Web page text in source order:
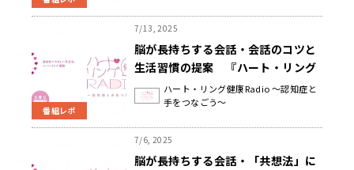
番組レポ
7/13, 2025
脳が長持ちする会話・会話のコツと
生活習慣の提案 『ハート・リング
健康Radio～認知症と手をつなご
う〜 』
ハート・リング健康Radio ～認知症と
手をつなごう～
7/6, 2025
脳が長持ちする会話・「共想法」に